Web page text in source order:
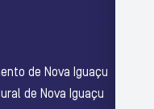
de Nova Iguaçu
de Nova Iguaçu